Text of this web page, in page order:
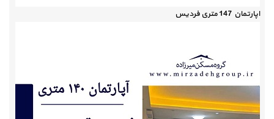
اپارتمان 147 متری فردیس